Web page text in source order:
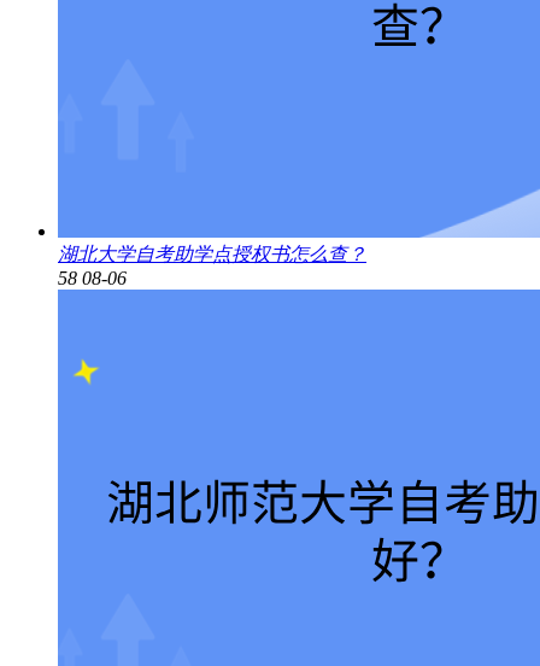
湖北大学自考助学点授权书怎么查？
58 08-06